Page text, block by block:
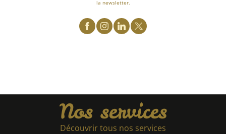
Nos services
Découvrir tous nos services
la newsletter.